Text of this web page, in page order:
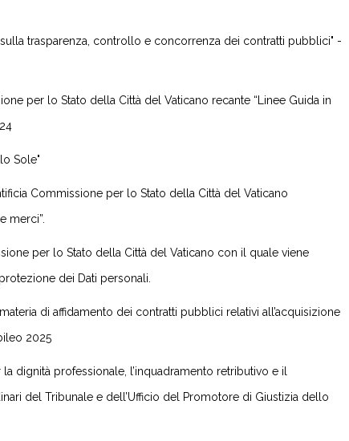
trasparenza, controllo e concorrenza dei contratti pubblici" -
per lo Stato della Città del Vaticano recante “Linee Guida in
Sole"
Commissione per lo Stato della Città del Vaticano
merci”.
per lo Stato della Città del Vaticano con il quale viene
dei Dati personali.
di affidamento dei contratti pubblici relativi all’acquisizione
2025
dignità professionale, l’inquadramento retributivo e il
del Tribunale e dell’Ufficio del Promotore di Giustizia dello